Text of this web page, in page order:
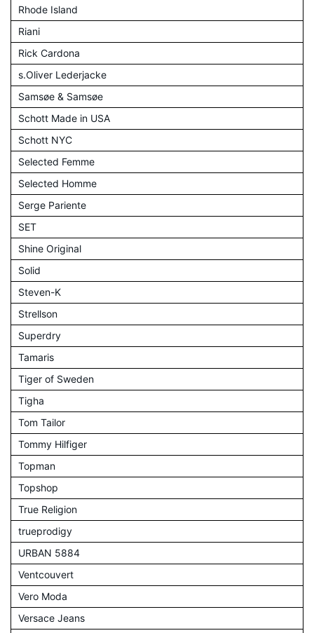
Rhode Island
Riani
Rick Cardona
s.Oliver Lederjacke
Samsøe & Samsøe
Schott Made in USA
Schott NYC
Selected Femme
Selected Homme
Serge Pariente
SET
Shine Original
Solid
Steven-K
Strellson
Superdry
Tamaris
Tiger of Sweden
Tigha
Tom Tailor
Tommy Hilfiger
Topman
Topshop
True Religion
trueprodigy
URBAN 5884
Ventcouvert
Vero Moda
Versace Jeans